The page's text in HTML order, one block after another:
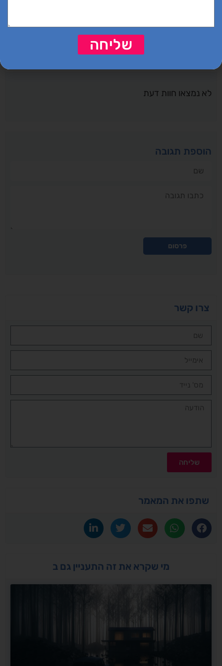
שליחה
לא נמצאו חוות דעת
הוספת תגובה
פרסום
צרו קשר
שליחה
שתפו את המאמר
מי שקרא את זה התעניין גם ב
שליחה